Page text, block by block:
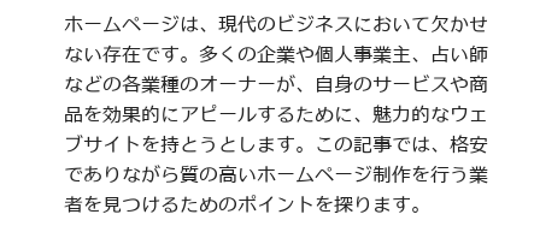
ホームページは、現代のビジネスにおいて欠かせ
ない存在です。多くの企業や個人事業主、占い師
などの各業種のオーナーが、自身のサービスや商
品を効果的にアピールするために、魅力的なウェ
ブサイトを持とうとします。この記事では、格安
でありながら質の高いホームページ制作を行う業
者を見つけるためのポイントを探ります。